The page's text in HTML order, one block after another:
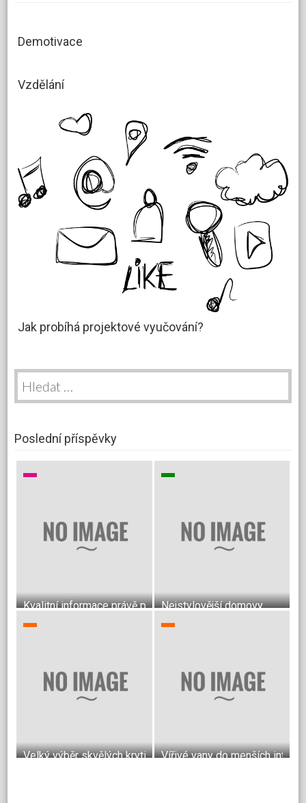
Demotivace
Vzdělání
Jak probíhá projektové vyučování?
Vyhledávání
Poslední příspěvky
Kvalitní informace právě pro vásNejstylovější domovy
Velký výběr skvělých krytin do bytuVířivé vany do menších